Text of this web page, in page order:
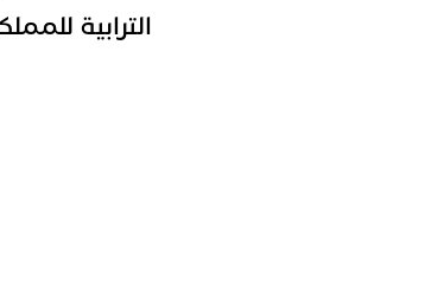
الترابية